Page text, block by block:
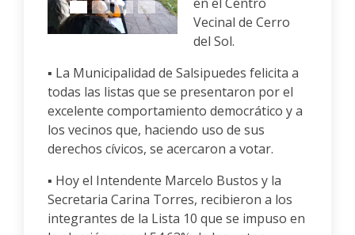
Vecinal de Cerro
del Sol.
▪️ La Municipalidad de Salsipuedes felicita a
todas las listas que se presentaron por el
excelente comportamiento democrático y a
los vecinos que, haciendo uso de sus
derechos cívicos, se acercaron a votar.
▪️ Hoy el Intendente Marcelo Bustos y la
Secretaria Carina Torres, recibieron a los
integrantes de la Lista 10 que se impuso en